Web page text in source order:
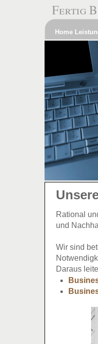
Fertig
Home
Rational
und
Wir sind
Daraus